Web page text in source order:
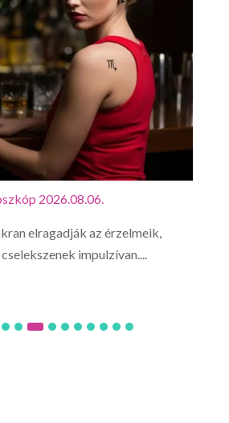
2026.08.06.
elragadják az érzelmeik,
impulzívan....